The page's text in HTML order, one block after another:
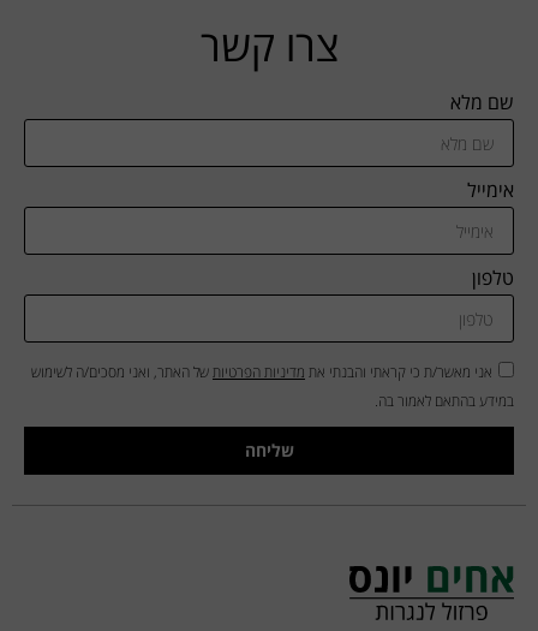
צרו קשר
שם מלא
אימייל
טלפון
אני מאשר/ת כי קראתי והבנתי את מדיניות הפרטיותשל האתר, ואני מסכים/ה לשימוש
במידע בהתאם לאמור בה.
שליחה